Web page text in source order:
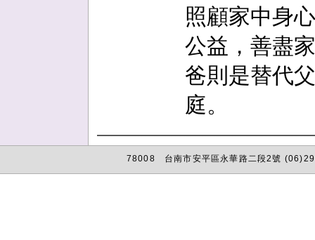
照顧家中身
公益，善盡
爸則是替代
庭。
78008 台南市安平區永華路二段2號